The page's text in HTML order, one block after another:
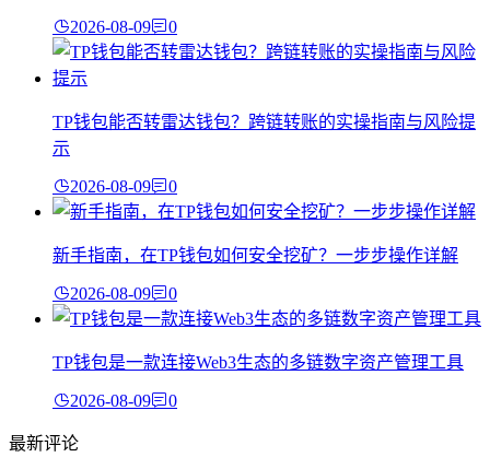
2026-08-09 0
TP钱包能否转雷达钱包？跨链转账的实操指南与风险提
示
2026-08-09 0
新手指南，在TP钱包如何安全挖矿？一步步操作详解
2026-08-09 0
TP钱包是一款连接Web3生态的多链数字资产管理工具
2026-08-09 0
最新评论